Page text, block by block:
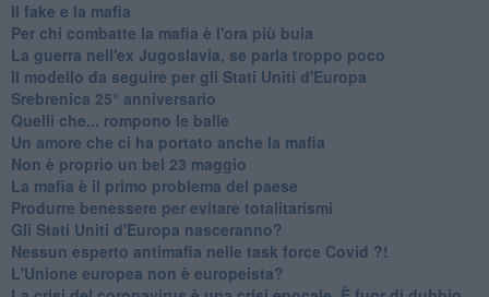
​Il fake e la mafia
Per chi combatte la mafia è l'ora più buia
La guerra nell'ex Jugoslavia, se parla troppo poco
Il modello da seguire per gli Stati Uniti d'Europa
Srebrenica 25° anniversario
Quelli che... rompono le balle
Un amore che ci ha portato anche la mafia
Non è proprio un bel 23 maggio
La mafia è il primo problema del paese
Produrre benessere per evitare totalitarismi
Gli Stati Uniti d'Europa nasceranno?
Nessun esperto antimafia nelle task force Covid ?!
L'Unione europea non è europeista?